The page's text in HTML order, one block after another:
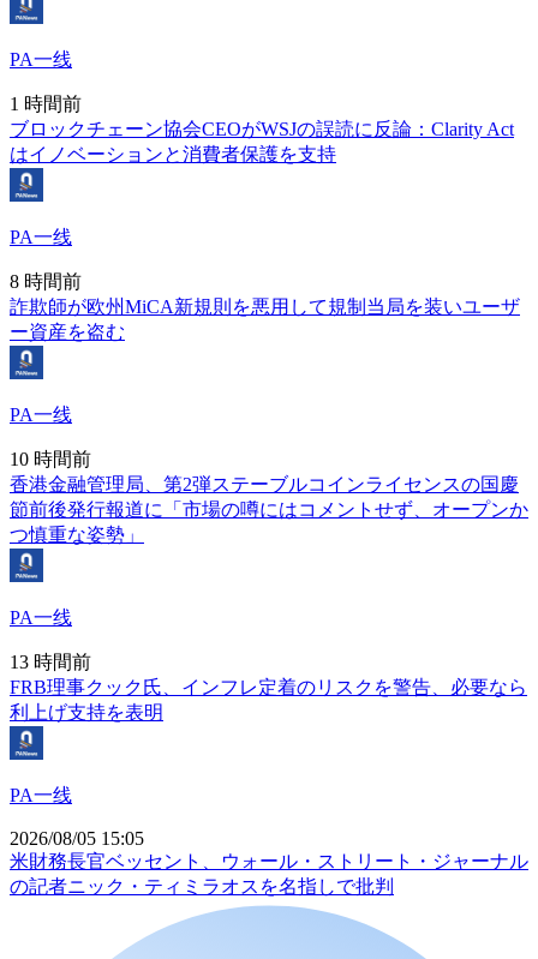
PA一线
1 時間前
ブロックチェーン協会CEOがWSJの誤読に反論：Clarity Act
はイノベーションと消費者保護を支持
PA一线
8 時間前
詐欺師が欧州MiCA新規則を悪用して規制当局を装いユーザ
ー資産を盗む
PA一线
10 時間前
香港金融管理局、第2弾ステーブルコインライセンスの国慶
節前後発行報道に「市場の噂にはコメントせず、オープンか
つ慎重な姿勢」
PA一线
13 時間前
FRB理事クック氏、インフレ定着のリスクを警告、必要なら
利上げ支持を表明
PA一线
2026/08/05 15:05
米財務長官ベッセント、ウォール・ストリート・ジャーナル
の記者ニック・ティミラオスを名指しで批判